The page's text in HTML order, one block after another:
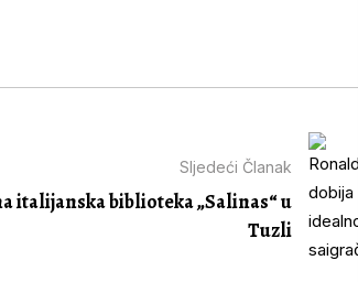
Sljedeći Članak
italijanska biblioteka „Salinas“ u
Tuzli